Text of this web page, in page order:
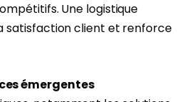
Une logistique
satisfaction client et renforce
émergentes